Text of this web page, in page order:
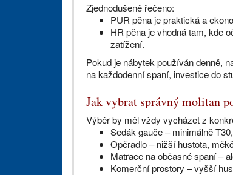
Zjednodušeně řečeno:
PUR pěna je praktická a
HR pěna je vhodná tam, kde
zatížení.
Pokud je nábytek používán denně,
na každodenní spaní, investice do
Jak vybrat správný molitan
Výběr by měl vždy vycházet z
Sedák gauče – minimálně
Opěradlo – nižší hustota,
Matrace na občasné spaní –
Komerční prostory – vyšší